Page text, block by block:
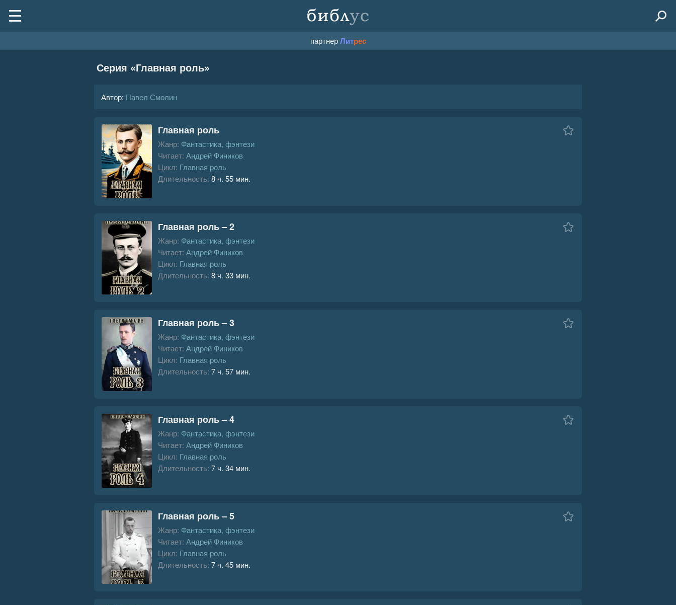
партнерЛитрес
Серия «Главная роль»
Автор: Павел Смолин
Главная роль
Жанр: Фантастика, фэнтези
Читает: Андрей Фиников
Цикл: Главная роль
Длительность: 8 ч. 55 мин.
Главная роль – 2
Жанр: Фантастика, фэнтези
Читает: Андрей Фиников
Цикл: Главная роль
Длительность: 8 ч. 33 мин.
Главная роль – 3
Жанр: Фантастика, фэнтези
Читает: Андрей Фиников
Цикл: Главная роль
Длительность: 7 ч. 57 мин.
Главная роль – 4
Жанр: Фантастика, фэнтези
Читает: Андрей Фиников
Цикл: Главная роль
Длительность: 7 ч. 34 мин.
Главная роль – 5
Жанр: Фантастика, фэнтези
Читает: Андрей Фиников
Цикл: Главная роль
Длительность: 7 ч. 45 мин.